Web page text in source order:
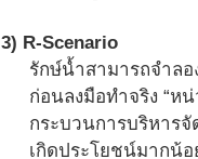
3) R-Scenario
รักษ์น้ำสามารถจำล
ก่อนลงมือทำจริง “ห
กระบวนการบริหาร
เกิดประโยชน์มากน้